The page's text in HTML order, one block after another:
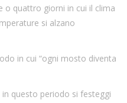
o quattro giorni in cui il clima
si alzano
in cui “ogni mosto diventa
questo periodo si festeggi